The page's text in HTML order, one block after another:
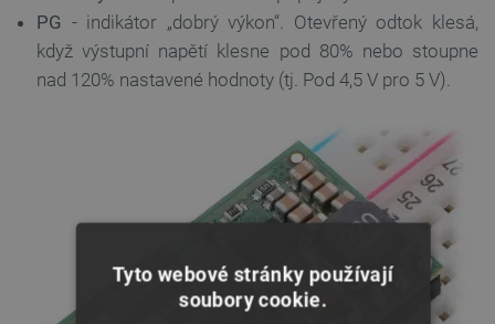
PG - indikátor „dobrý výkon“. Otevřený odtok klesá,
když výstupní napětí klesne pod 80% nebo stoupne
nad 120% nastavené hodnoty (tj. Pod 4,5 V pro 5 V).
Tyto webové stránky používají
soubory cookie.